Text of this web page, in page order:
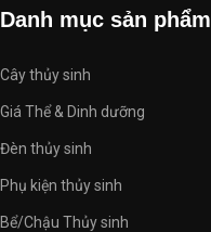
Danh mục sản phẩm
Cây thủy sinh
Giá Thể & Dinh dưỡng
Đèn thủy sinh
Phụ kiện thủy sinh
Bể/Chậu Thủy sinh